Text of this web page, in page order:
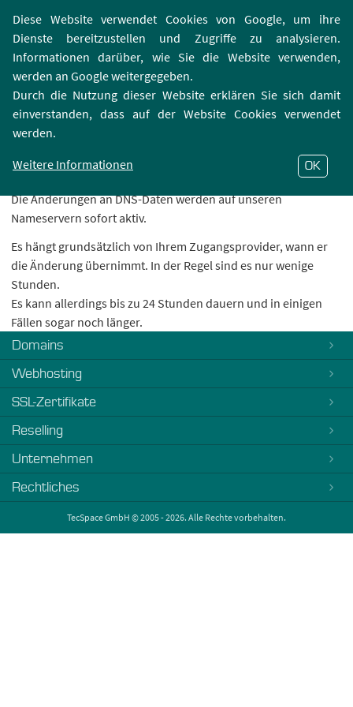
Diese Website verwendet Cookies von Google, um ihre
Dienste bereitzustellen und Zugriffe zu analysieren.
Informationen darüber, wie Sie die Website verwenden,
werden an Google weitergegeben.
Durch die Nutzung dieser Website erklären Sie sich damit
einverstanden, dass auf der Website Cookies verwendet
werden.
Weitere Informationen
OK
Wie lange dauert es, bis die Änderungen an
Zonen
Die Änderungen an DNS-Daten werden auf unseren
Nameservern sofort aktiv.
Es hängt grundsätzlich von Ihrem Zugangsprovider, wann er
die Änderung übernimmt. In der Regel sind es nur wenige
Stunden.
Es kann allerdings bis zu 24 Stunden dauern und in einigen
Fällen sogar noch länger.
Domains
Webhosting
SSL-Zertifikate
Reselling
Unternehmen
Rechtliches
TecSpace GmbH © 2005 - 2026. Alle Rechte vorbehalten.